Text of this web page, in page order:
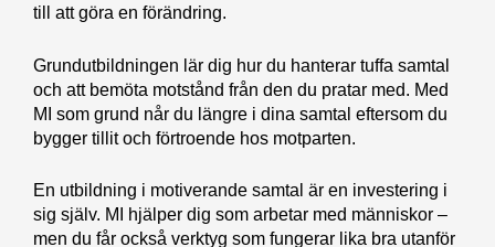
till att göra en förändring.
Grundutbildningen lär dig hur du hanterar tuffa samtal
och att bemöta motstånd från den du pratar med. Med
MI som grund når du längre i dina samtal eftersom du
bygger tillit och förtroende hos motparten.
En utbildning i motiverande samtal är en investering i
sig själv. MI hjälper dig som arbetar med människor –
men du får också verktyg som fungerar lika bra utanför